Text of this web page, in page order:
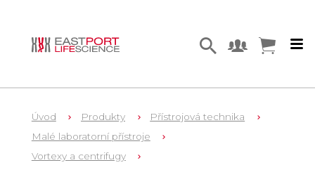
Úvod Produkty
Přístrojová technika
Malé laboratorní přístroje
Vortexy a centrifugy